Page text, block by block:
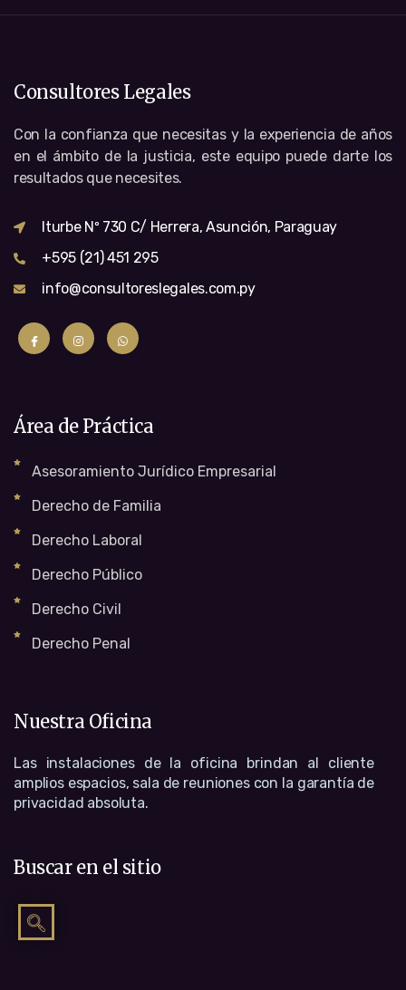
Consultores Legales
Con la confianza que necesitas y la experiencia de años
en el ámbito de la justicia, este equipo puede darte los
resultados que necesites.
Iturbe Nº 730 C/ Herrera, Asunción, Paraguay
+595 (21) 451 295
info@consultoreslegales.com.py
Área de Práctica
Asesoramiento Jurídico Empresarial
Derecho de Familia
Derecho Laboral
Derecho Público
Derecho Civil
Derecho Penal
Nuestra Oficina
Las instalaciones de la oficina brindan al cliente
amplios espacios, sala de reuniones con la garantía de
privacidad absoluta.
Buscar en el sitio